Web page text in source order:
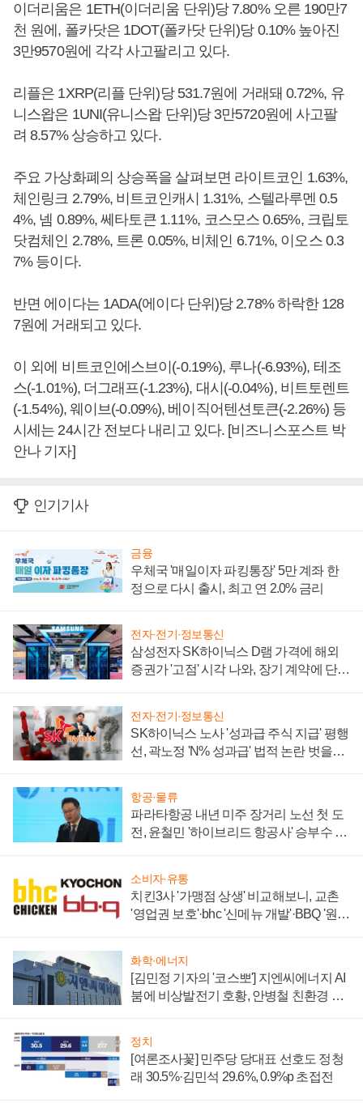
이더리움은 1ETH(이더리움 단위)당 7.80% 오른 190만7
천 원에, 폴카닷은 1DOT(폴카닷 단위)당 0.10% 높아진
3만9570원에 각각 사고팔리고 있다.
리플은 1XRP(리플 단위)당 531.7원에 거래돼 0.72%, 유
니스왑은 1UNI(유니스왑 단위)당 3만5720원에 사고팔
려 8.57% 상승하고 있다.
주요 가상화폐의 상승폭을 살펴보면 라이트코인 1.63%,
체인링크 2.79%, 비트코인캐시 1.31%, 스텔라루멘 0.5
4%, 넴 0.89%, 쎄타토큰 1.11%, 코스모스 0.65%, 크립토
닷컴체인 2.78%, 트론 0.05%, 비체인 6.71%, 이오스 0.3
7% 등이다.
반면 에이다는 1ADA(에이다 단위)당 2.78% 하락한 128
7원에 거래되고 있다.
이 외에 비트코인에스브이(-0.19%), 루나(-6.93%), 테조
스(-1.01%), 더그래프(-1.23%), 대시(-0.04%), 비트토렌트
(-1.54%), 웨이브(-0.09%), 베이직어텐션토큰(-2.26%) 등
시세는 24시간 전보다 내리고 있다. [비즈니스포스트 박
안나 기자]
인기기사
금융
우체국 '매일이자 파킹통장' 5만 계좌 한
정으로 다시 출시, 최고 연 2.0% 금리
전자·전기·정보통신
삼성전자 SK하이닉스 D램 가격에 해외
증권가 '고점' 시각 나와, 장기 계약에 단점
전자·전기·정보통신
SK하이닉스 노사 '성과급 주식 지급' 평행
선, 곽노정 'N% 성과급' 법적 논란 벗을지
항공·물류
파라타항공 내년 미주 장거리 노선 첫 도
전, 윤철민 '하이브리드 항공사' 승부수 통
소비자·유통
치킨3사 '가맹점 상생' 비교해보니, 교촌
'영업권 보호'·bhc '신메뉴 개발'·BBQ '원가
화학·에너지
[김민정 기자의 '코스뽀'] 지엔씨에너지 AI
붐에 비상발전기 호황, 안병철 친환경 에
정치
[여론조사꽃] 민주당 당대표 선호도 정청
래 30.5%·김민석 29.6%, 0.9%p 초접전